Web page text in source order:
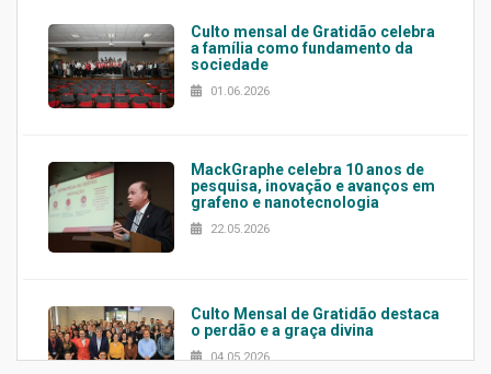
Culto mensal de Gratidão celebra
a família como fundamento da
sociedade
01.06.2026
MackGraphe celebra 10 anos de
pesquisa, inovação e avanços em
grafeno e nanotecnologia
22.05.2026
Culto Mensal de Gratidão destaca
o perdão e a graça divina
04.05.2026